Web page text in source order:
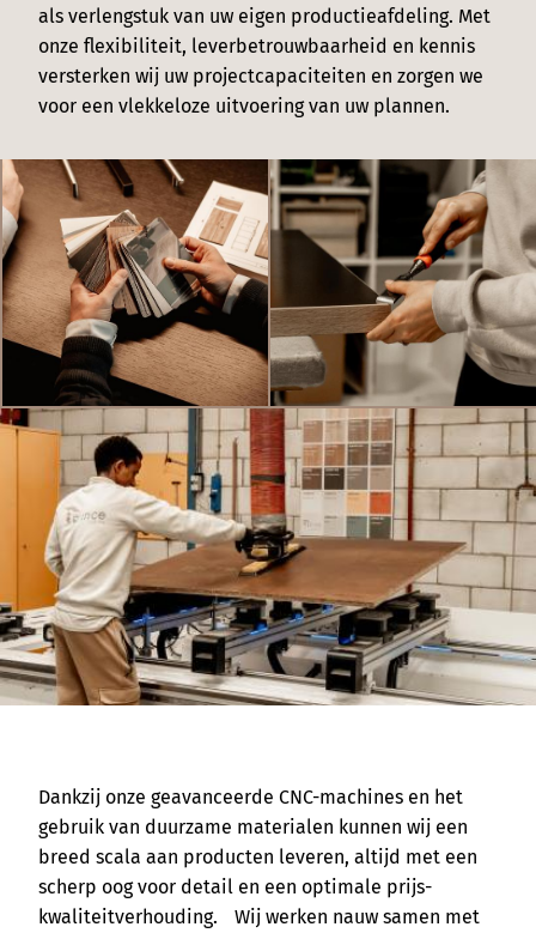
als verlengstuk van uw eigen productieafdeling. Met
onze flexibiliteit, leverbetrouwbaarheid en kennis
versterken wij uw projectcapaciteiten en zorgen we
voor een vlekkeloze uitvoering van uw plannen.
Dankzij onze geavanceerde CNC-machines en het
gebruik van duurzame materialen kunnen wij een
breed scala aan producten leveren, altijd met een
scherp oog voor detail en een optimale prijs-
kwaliteitverhouding. Wij werken nauw samen met